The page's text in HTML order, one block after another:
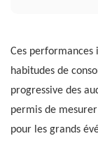
Ces
habitudes de
progressive des
permis de
pour les grands